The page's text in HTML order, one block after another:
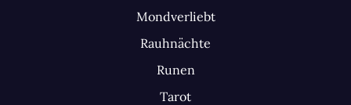
Mondverliebt
Rauhnächte
Runen
Tarot